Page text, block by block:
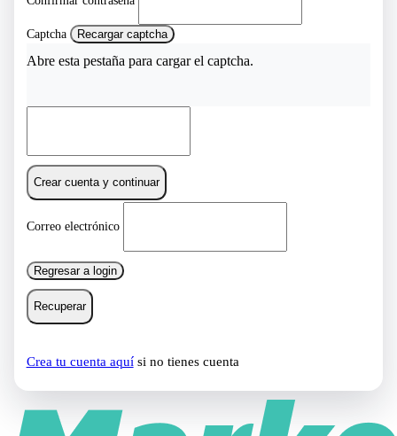
Captcha Recargar captcha
Abre esta pestaña para cargar el captcha.
Crear cuenta y continuar
Correo electrónico
Regresar a login
Recuperar
Crea tu cuenta aquísi no tienes cuenta